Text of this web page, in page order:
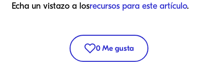
Echa un vistazo a losrecursos para este artículo.
0 Me gusta